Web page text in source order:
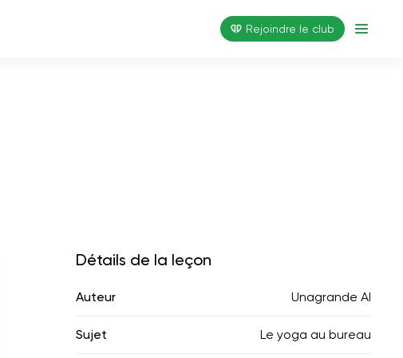
Rejoindre le club
Détails de la leçon
Auteur Unagrande AI
Sujet Le yoga au bureau